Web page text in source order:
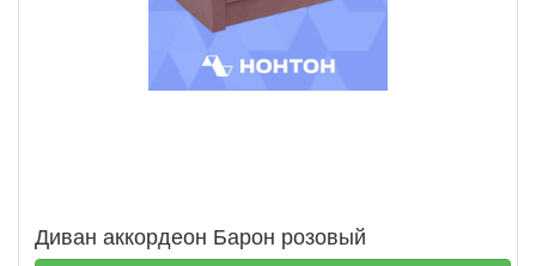
Диван аккордеон Барон розовый